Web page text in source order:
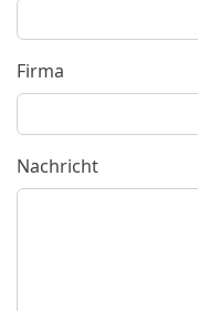
Firma
Nachricht